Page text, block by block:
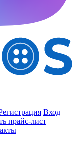
Вход
прайс-лист